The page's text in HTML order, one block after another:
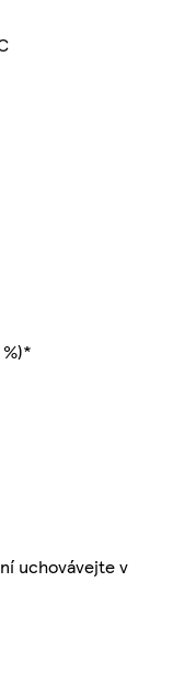
%)*
uchovávejte v